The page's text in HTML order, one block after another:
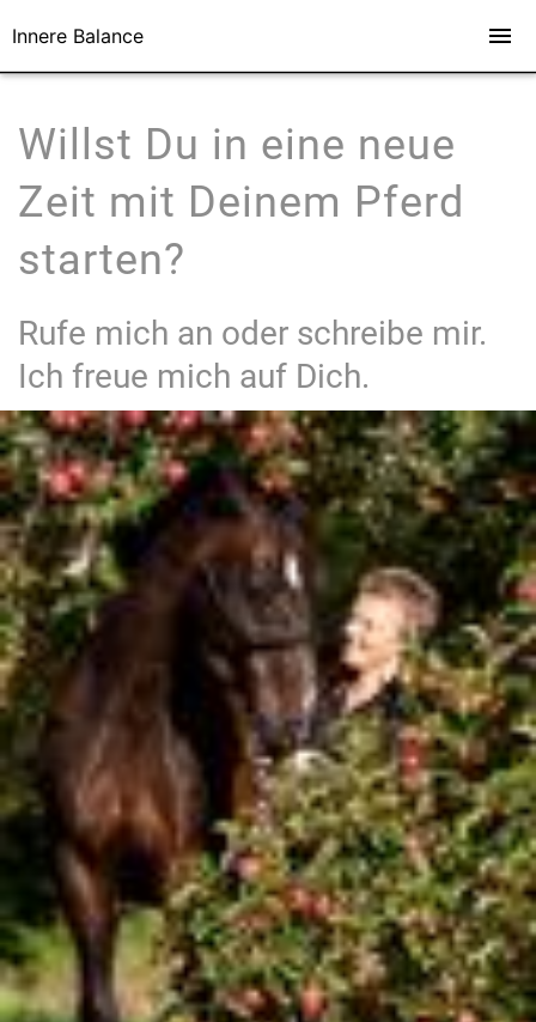
Willst Du in eine neue
Zeit mit Deinem Pferd
starten?
Rufe mich an oder schreibe mir.
Ich freue mich auf Dich.
Innere Balance